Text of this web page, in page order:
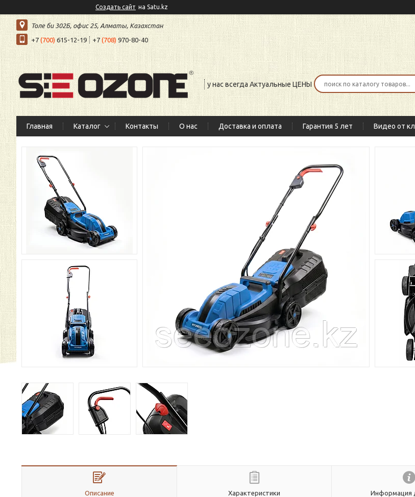
Создать сайт на Satu.kz
Толе би 302Б, офис 25, Алматы, Казахстан
+7 (700)615-12-19 +7(708) 970-80-40
у нас всегда Актуальные ЦЕНЫ
Главная Каталог Контакты О нас Доставка и оплата Гарантия 5 лет Видео от
Описание Характеристики Информация